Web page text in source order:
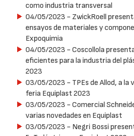
como industria transversal
04/05/2023 - ZwickRoell
ensayos de materiales y
Expoquimia
04/05/2023 - Coscollola
eficientes para la industria del
2023
03/05/2023 - TPEs de Allod, a la
feria Equiplast 2023
03/05/2023 - Comercial
varias novedades en Equiplast
03/05/2023 - Negri Bossi